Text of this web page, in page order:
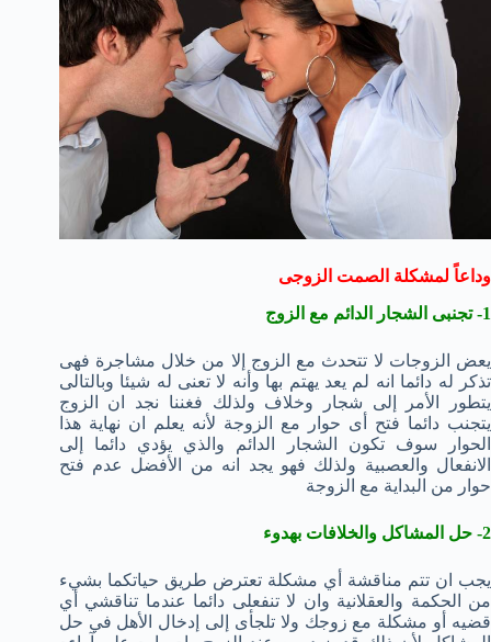
وداعاً لمشكلة الصمت الزوجى
1- تجنبى الشجار الدائم مع الزوج
يعض الزوجات لا تتحدث مع الزوج إلا من خلال مشاجرة فهى
تذكر له دائما انه لم يعد يهتم بها وأنه لا تعنى له شيئا وبالتالى
يتطور الأمر إلى شجار وخلاف ولذلك فغننا نجد ان الزوج
يتجنب دائما فتح أى حوار مع الزوجة لأنه يعلم ان نهاية هذا
الحوار سوف تكون الشجار الدائم والذي يؤدي دائما إلى
الانفعال والعصبية ولذلك فهو يجد انه من الأفضل عدم فتح
حوار من البداية مع الزوجة
2- حل المشاكل والخلافات بهدوء
يجب ان تتم مناقشة أي مشكلة تعترض طريق حياتكما بشيء
من الحكمة والعقلانية وان لا تنفعلى دائما عندما تناقشي أي
قضيه أو مشكلة مع زوجك ولا تلجأى إلى إدخال الأهل في حل